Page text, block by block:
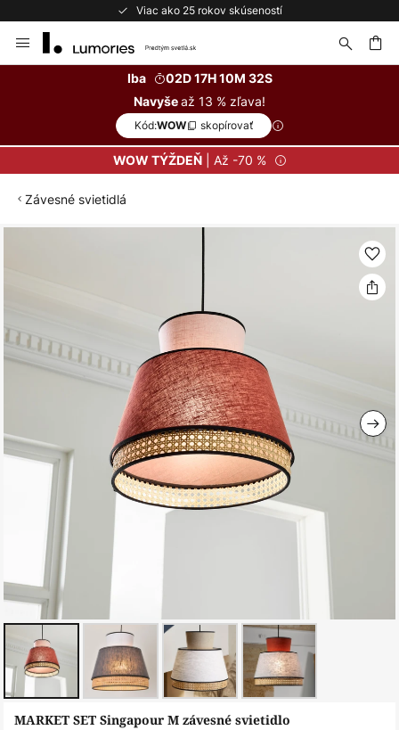
Viac ako 25 rokov skúseností
to
Iba
02D 17H 10M 32S
Navyšeaž 13 % zľava!
Kód:WOW skopírovať
WOW TÝŽDEŇ| Až -70 %
Závesné svietidlá
obrázkov
Preskočiť
MARKET SET Singapour M závesné svietidlo